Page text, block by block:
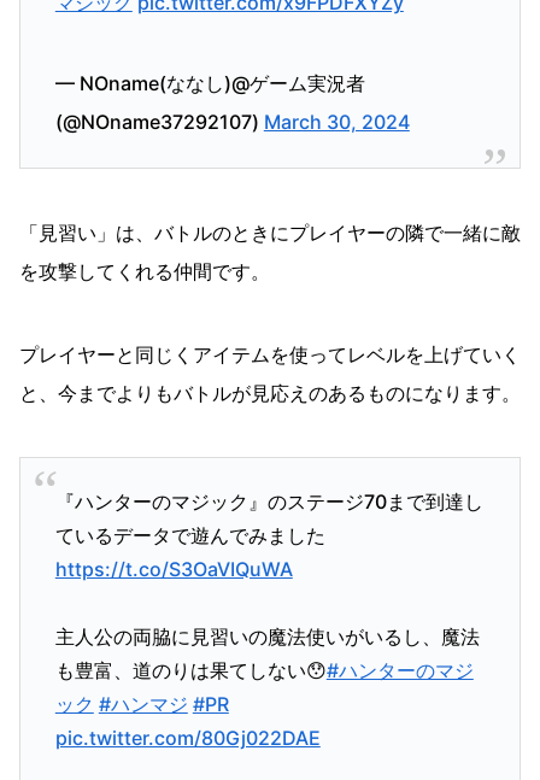
— NOname(ななし)@ゲーム実況者
(@NOname37292107) March 30, 2024
「見習い」は、バトルのときにプレイヤーの隣で一緒に敵
を攻撃してくれる仲間です。
プレイヤーと同じくアイテムを使ってレベルを上げていく
と、今までよりもバトルが見応えのあるものになります。
『ハンターのマジック』のステージ70まで到達し
ているデータで遊んでみました
https://t.co/S3OaVIQuWA
主人公の両脇に見習いの魔法使いがいるし、魔法
も豊富、道のりは果てしない😯#ハンターのマジ
ック #ハンマジ #PR
pic.twitter.com/80Gj022DAE